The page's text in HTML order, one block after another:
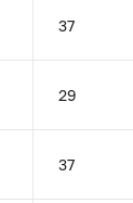
37
29
37